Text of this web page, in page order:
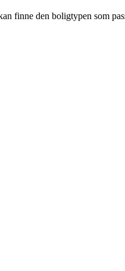
finne den boligtypen som